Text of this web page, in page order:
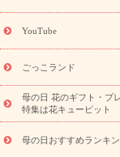
(トルコキキョウ)
ら探す
お祝いの花
念日
結婚祝い 出
寿祝い
プチギフト
供え・お悔やみ商品一
YouTube
ごっこランド
母の日 花のギフト・プ
特集は花キューピット
母の日おすすめランキ